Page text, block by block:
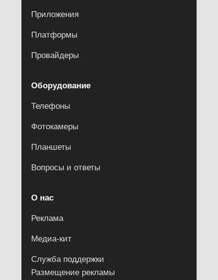
Приложения
Платформы
Провайдеры
Оборудование
Телефоны
Фотокамеры
Планшеты
Вопросы и ответы
О нас
Реклама
Медиа-кит
Служба поддержки
Размещение рекламы